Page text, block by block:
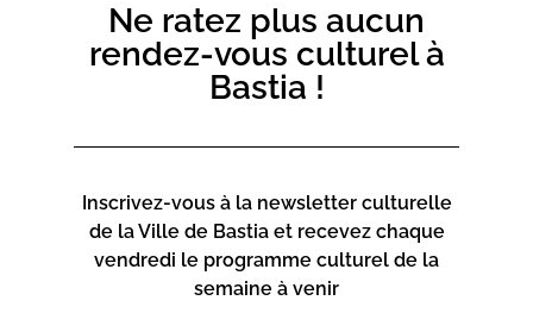
Ne ratez plus aucun
rendez-vous culturel à
Bastia !
Inscrivez-vous à la newsletter culturelle
de la Ville de Bastia et recevez chaque
vendredi le programme culturel de la
semaine à venir